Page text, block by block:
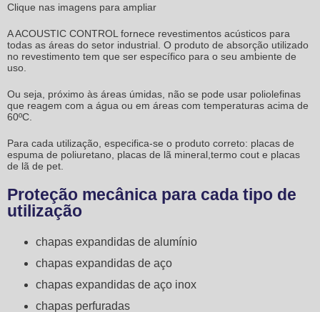
Clique nas imagens para ampliar
A ACOUSTIC CONTROL fornece revestimentos acústicos para
todas as áreas do setor industrial. O produto de absorção utilizado
no revestimento tem que ser específico para o seu ambiente de
uso.
Ou seja, próximo às áreas úmidas, não se pode usar poliolefinas
que reagem com a água ou em áreas com temperaturas acima de
60ºC.
Para cada utilização, especifica-se o produto correto: placas de
espuma de poliuretano, placas de lã mineral,termo cout e placas
de lã de pet.
Proteção mecânica para cada tipo de
utilização
chapas expandidas de alumínio
chapas expandidas de aço
chapas expandidas de aço inox
chapas perfuradas